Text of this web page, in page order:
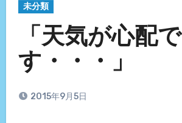
未分類
「天気が心配で
す・・・」
2015年9月5日